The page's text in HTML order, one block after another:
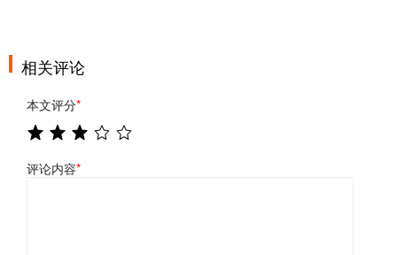
相关评论
本文评分*
评论内容*